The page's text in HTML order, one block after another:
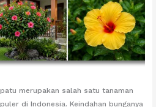
merupakan salah satu tanaman
di Indonesia. Keindahan bunganya